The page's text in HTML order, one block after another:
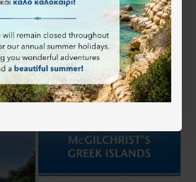
03. Samos with Ikaria & Fourni - McGilchrist’s Greek Islands
04. Mykonos & Delos - McGilchrist’s Greek Islands
14.00€
Άμεση αγορά